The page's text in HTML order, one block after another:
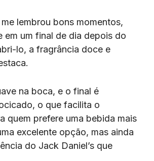
lembrou bons momentos,
em um final de dia depois do
lo, a fragrância doce e
na boca, e o final é
o que facilita o
quem prefere uma bebida mais
excelente opção, mas ainda
do Jack Daniel’s que